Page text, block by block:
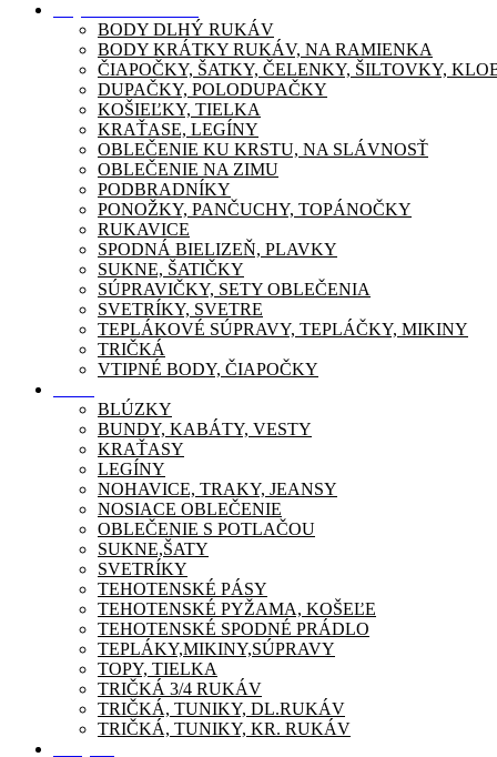
BODY DLHÝ RUKÁV
BODY KRÁTKY RUKÁV, NA RAMIENKA
ČIAPOČKY, ŠATKY, ČELENKY, ŠILTOVKY,
DUPAČKY, POLODUPAČKY
KOŠIEĽKY, TIELKA
KRAŤASE, LEGÍNY
OBLEČENIE KU KRSTU, NA SLÁVNOSŤ
OBLEČENIE NA ZIMU
PODBRADNÍKY
PONOŽKY, PANČUCHY, TOPÁNOČKY
RUKAVICE
SPODNÁ BIELIZEŇ, PLAVKY
SUKNE, ŠATIČKY
SÚPRAVIČKY, SETY OBLEČENIA
SVETRÍKY, SVETRE
TEPLÁKOVÉ SÚPRAVY, TEPLÁČKY, MIKINY
TRIČKÁ
VTIPNÉ BODY, ČIAPOČKY
BLÚZKY
BUNDY, KABÁTY, VESTY
KRAŤASY
LEGÍNY
NOHAVICE, TRAKY, JEANSY
NOSIACE OBLEČENIE
OBLEČENIE S POTLAČOU
SUKNE,ŠATY
SVETRÍKY
TEHOTENSKÉ PÁSY
TEHOTENSKÉ PYŽAMA, KOŠEĽE
TEHOTENSKÉ SPODNÉ PRÁDLO
TEPLÁKY,MIKINY,SÚPRAVY
TOPY, TIELKA
TRIČKÁ 3/4 RUKÁV
TRIČKÁ, TUNIKY, DL.RUKÁV
TRIČKÁ, TUNIKY, KR. RUKÁV